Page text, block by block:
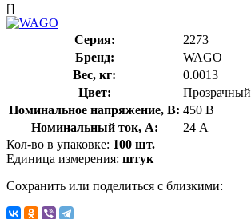
[]
Серия:
2273
Бренд:
WAGO
Вес, кг:
0.0013
Цвет:
Прозрачный
Номинальное напряжение, В: 450 В
Номинальный ток, А:
24 А
Кол-во в упаковке: 100 шт.
Единица измерения: штук
Сохранить или поделиться с близкими: